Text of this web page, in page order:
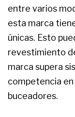
entre varios
esta marca
únicas. Esto
revestimiento
marca supera
competencia
buceadores.